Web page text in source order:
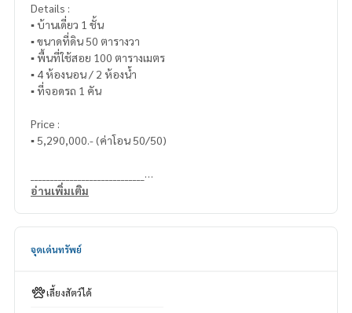
Details :
▪️ บ้านเดี่ยว 1 ชั้น
▪️ ขนาดที่ดิน 50 ตารางวา
▪️ พื้นที่ใช้สอย 100 ตารางเมตร
▪️ 4 ห้องนอน / 2 ห้องน้ำ
▪️ ที่จอดรถ 1 คัน
Price :
▪️ 5,290,000.- (ค่าโอน 50/50)
Tel :062-879-5289
อ่านเพิ่มเติม
จุดเด่นทรัพย์
เลี้ยงสัตว์ได้